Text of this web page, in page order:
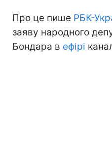
Про це пише РБК-
заяву народного
Бондара в ефірі